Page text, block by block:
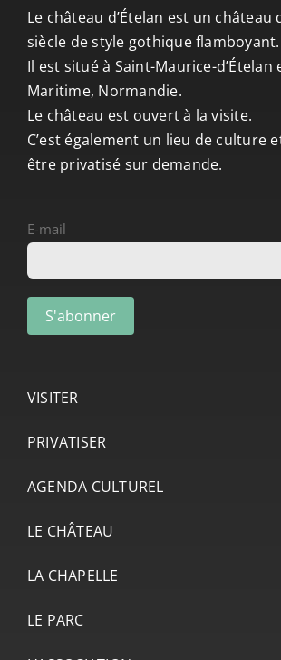
Le château d’Ételan est un château
siècle de style gothique flamboyant.
Il est situé à Saint-Maurice-d’Ételan
Maritime, Normandie.
Le château est ouvert à la visite.
C’est également un lieu de culture
être privatisé sur demande.
E-mail
VISITER
PRIVATISER
AGENDA CULTUREL
LE CHÂTEAU
LA CHAPELLE
LE PARC